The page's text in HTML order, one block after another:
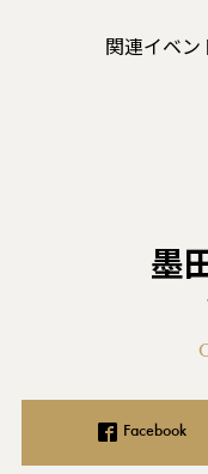
関連イベン
墨
Facebook